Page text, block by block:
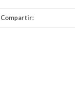
Compartir: